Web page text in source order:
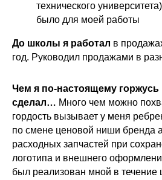
технического
было для моей работы
До школы я работал в
год. Руководил продажами в
Чем я по-настоящему горжусь
сделал… Много чем можно
гордость вызывает у меня
по смене ценовой ниши бренда
расходных запчастей при
логотипа и внешнего
был реализован мной в течение